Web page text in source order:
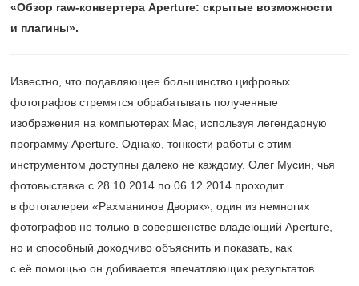
«Обзор raw-конвертера Aperture: скрытые возможности
и плагины».
Известно, что подавляющее большинство цифровых
фотографов стремятся обрабатывать полученные
изображения на компьютерах Mac, используя легендарную
программу Aperture. Однако, тонкости работы с этим
инструментом доступны далеко не каждому. Олег Мусин, чья
фотовыставка c 28.10.2014 по 06.12.2014 проходит
в фотогалереи «Рахманинов Дворик», один из немногих
фотографов не только в совершенстве владеющий Aperture,
но и способный доходчиво объяснить и показать, как
с её помощью он добивается впечатляющих результатов.